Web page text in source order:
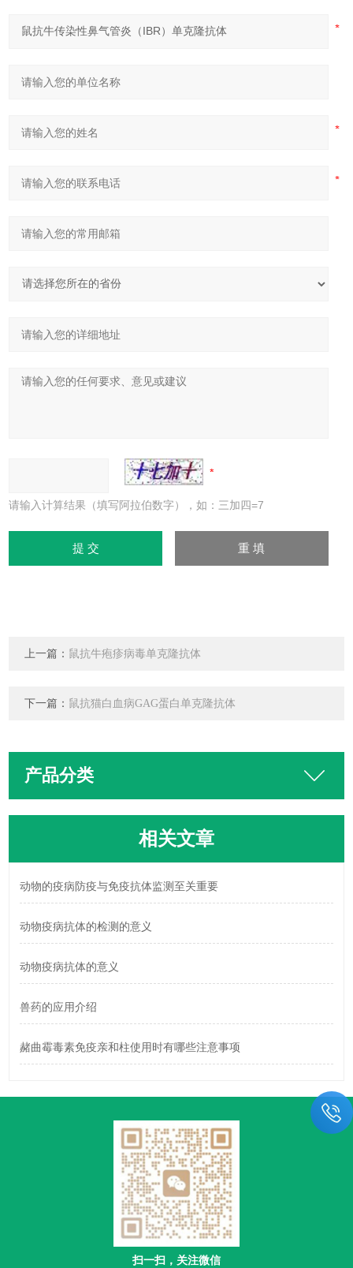
请输入计算结果（填写阿拉伯数字），如：三加四=7
上一篇： 鼠抗牛疱疹病毒单克隆抗体
下一篇： 鼠抗猫白血病GAG蛋白单克隆抗体
产品分类
相关文章
动物的疫病防疫与免疫抗体监测至关重要
动物疫病抗体的检测的意义
动物疫病抗体的意义
兽药的应用介绍
赭曲霉毒素免疫亲和柱使用时有哪些注意事项
扫一扫，关注微信